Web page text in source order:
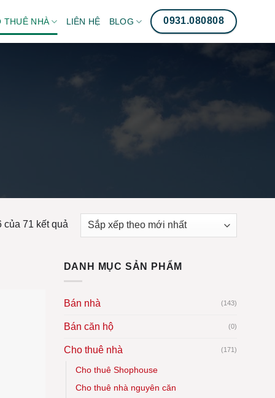
THUÊ NHÀ LIÊN HỆ BLOG 0931.080808
của 71 kết quảĐã
sắp
theo
mới
nhất
DANH MỤC SẢN PHẨM
Bán nhà (143)
Bán căn hộ (0)
Cho thuê nhà (171)
Cho thuê Shophouse
Cho thuê nhà nguyên căn